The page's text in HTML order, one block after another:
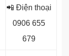
📲 Điện thoại
0906 655
679